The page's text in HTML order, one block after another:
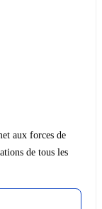
aux forces de
de tous les